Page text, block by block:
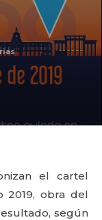
el cartel
2019, obra del
según